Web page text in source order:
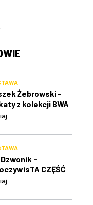
Żebrowski -
z kolekcji BWA
Dzwonik -
CZĘŚĆ